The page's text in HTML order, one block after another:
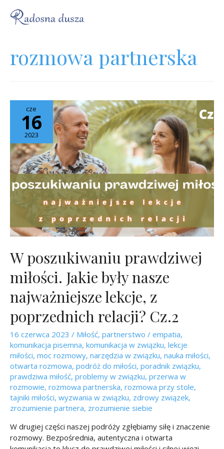
rozmowa partnerska
cze
16
2023
W poszukiwaniu prawdziwej
miłości. Jakie były nasze
najważniejsze lekcje, z
poprzednich relacji? Cz.2
16 czerwca 2023 / Miłość, partnerstwo / empatia,
komunikacja pisemna, komunikacja w związku, lekcje
miłości, moc rozmowy, narzędzia w związku, nauka miłości,
otwarta rozmowa, podróż do miłości, poradnik związku,
prawdziwa miłość, problemy w związku, przerwa w
rozmowie, rozmowa partnerska, rozmowa przy stole,
tajniki miłości, wyzwania w związku, zdrowy związek,
zrozumienie partnera, zrozumienie siebie
W drugiej części naszej podróży zgłębiamy siłę i znaczenie
rozmowy. Bezpośrednia, autentyczna i otwarta